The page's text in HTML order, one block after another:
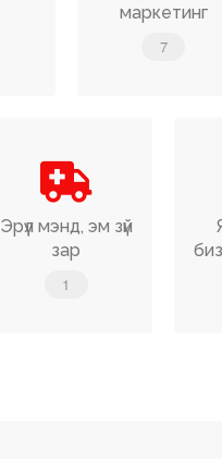
маркетинг
7
Эрүүл мэнд, эм зүй
зар
1